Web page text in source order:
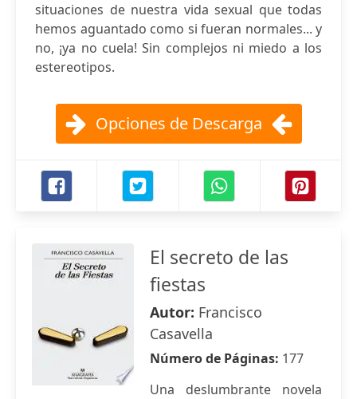
situaciones de nuestra vida sexual que todas
hemos aguantado como si fueran normales... y
no, ¡ya no cuela! Sin complejos ni miedo a los
estereotipos.
Opciones de Descarga
El secreto de las
fiestas
Autor: Francisco
Casavella
Número de Páginas: 177
Una deslumbrante novela